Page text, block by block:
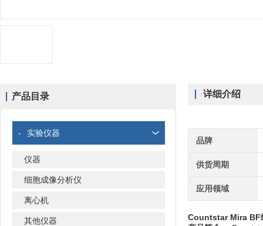
产品目录
- 实验仪器
仪器
细胞成像分析仪
离心机
其他仪器
详细介绍
品牌
供货周期
应用领域
Countstar Mira BF